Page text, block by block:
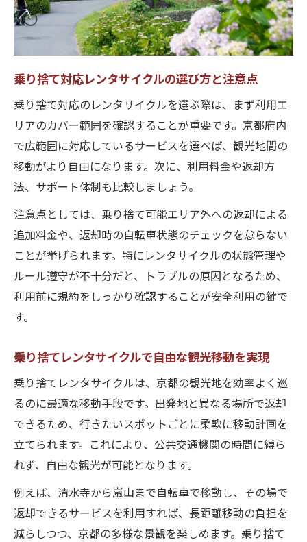
乗り捨て対応レンタサイクルの選び方と注意点
乗り捨て対応のレンタサイクルを選ぶ際は、まず利用エ
リアのカバー範囲を確認することが重要です。京都府内
で広範囲に対応しているサービスを選べば、観光地間の
移動がより自由になります。次に、利用料金や返却方
法、サポート体制も比較しましょう。
注意点としては、乗り捨て可能エリア外への返却による
追加料金や、返却時の自転車状態のチェックを怠らない
ことが挙げられます。特にレンタサイクルの状態管理や
ルール遵守が不十分だと、トラブルの原因となるため、
利用前に規約をしっかり確認することが安全利用の鍵で
す。
乗り捨てレンタサイクルで自由な観光移動を実現
乗り捨てレンタサイクルは、京都の観光地を効率よく巡
るのに最適な移動手段です。出発地と異なる場所で返却
できるため、行きたいスポットごとに柔軟に移動計画を
立てられます。これにより、公共交通機関の時間に縛ら
れず、自由な観光が可能となります。
例えば、清水寺から嵐山まで自転車で移動し、その場で
返却できるサービスを利用すれば、長距離移動の負担を
減らしつつ、京都の多様な景観を楽しめます。乗り捨て